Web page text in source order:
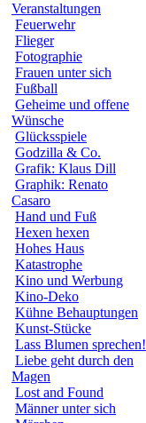
Veranstaltungen
Feuerwehr
Flieger
Fotographie
Frauen unter sich
Fußball
Geheime und offene
Wünsche
Glücksspiele
Godzilla & Co.
Grafik: Klaus Dill
Graphik: Renato
Casaro
Hand und Fuß
Hexen hexen
Hohes Haus
Katastrophe
Kino und Werbung
Kino-Deko
Kühne Behauptungen
Kunst-Stücke
Lass Blumen sprechen!
Liebe geht durch den
Magen
Lost and Found
Männer unter sich